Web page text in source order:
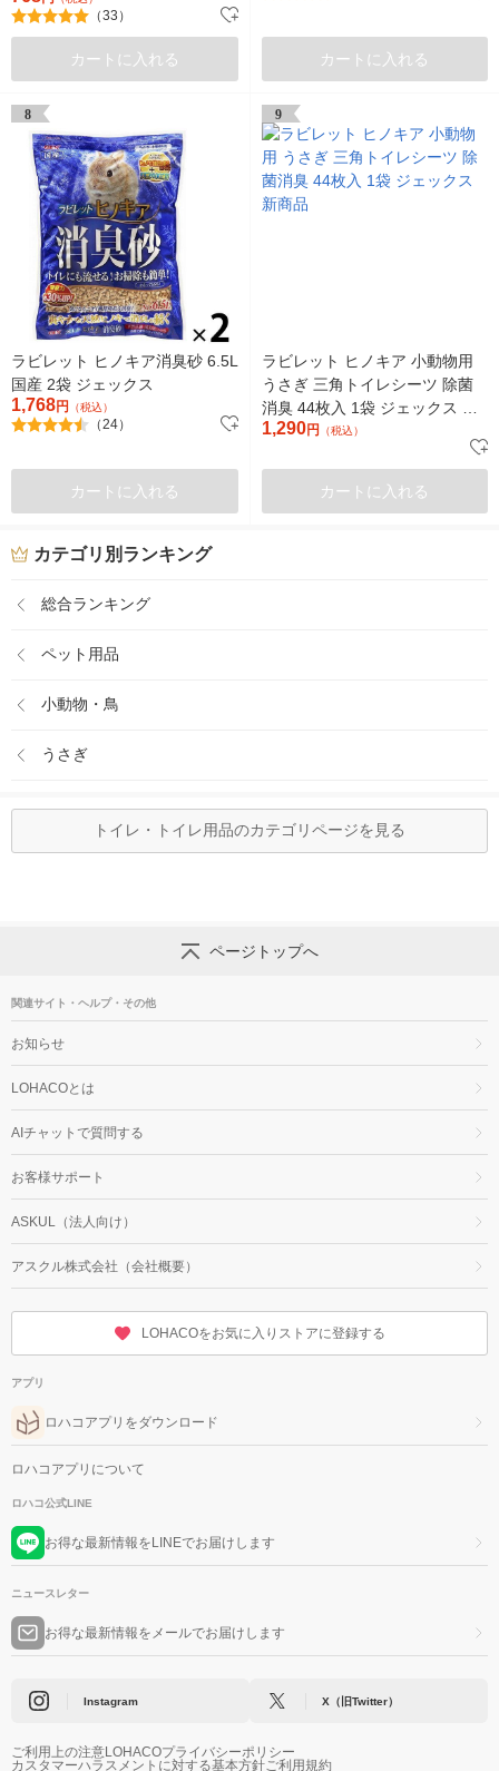
（33）
カートに入れる カートに入れる
8
ラビレット ヒノキア消臭砂 6.5L
国産 2袋 ジェックス
1,768円 （税込）
（24）
カートに入れる
9
ラビレット ヒノキア 小動物用
うさぎ 三角トイレシーツ 除菌
消臭 44枚入 1袋 ジェックス 新
商品
1,290円 （税込）
カートに入れる
カテゴリ別ランキング
総合ランキング
ペット用品
小動物・鳥
うさぎ
トイレ・トイレ用品のカテゴリページを見る
ページトップへ
関連サイト・ヘルプ・その他
お知らせ
LOHACOとは
AIチャットで質問する
お客様サポート
ASKUL（法人向け）
アスクル株式会社（会社概要）
LOHACOをお気に入りストアに登録する
アプリ
ロハコアプリをダウンロード
ロハコアプリについて
ロハコ公式LINE
お得な最新情報をLINEでお届けします
ニュースレター
お得な最新情報をメールでお届けします
Instagram X（旧Twitter）
ご利用上の注意LOHACOプライバシーポリシー
カスタマーハラスメントに対する基本方針ご利用規約